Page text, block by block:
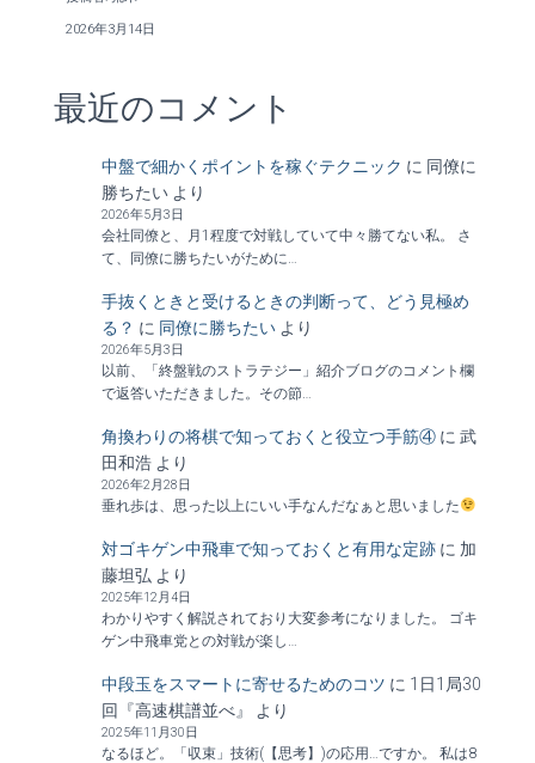
2026年3月14日
最近のコメント
中盤で細かくポイントを稼ぐテクニック に 同僚に
勝ちたい より
2026年5月3日
会社同僚と、月1程度で対戦していて中々勝てない私。 さ
て、同僚に勝ちたいがために…
手抜くときと受けるときの判断って、どう見極め
る？ に 同僚に勝ちたい より
2026年5月3日
以前、「終盤戦のストラテジー」紹介ブログのコメント欄
で返答いただきました。その節…
角換わりの将棋で知っておくと役立つ手筋④ に 武
田和浩 より
2026年2月28日
垂れ歩は、思った以上にいい手なんだなぁと思いました
対ゴキゲン中飛車で知っておくと有用な定跡 に 加
藤坦弘 より
2025年12月4日
わかりやすく解説されており大変参考になりました。 ゴキ
ゲン中飛車党との対戦が楽し…
中段玉をスマートに寄せるためのコツ に 1日1局30
回『高速棋譜並べ』
より
2025年11月30日
なるほど。「収束」技術(【思考】)の応用…ですか。 私は8